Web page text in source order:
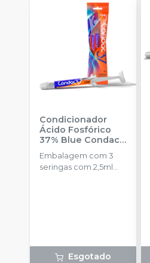
Condicionador
Ácido Fosfórico
37% Blue Condac-
FGM
Embalagem com 3
seringas com 2,5ml
Esgotado